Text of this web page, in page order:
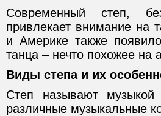
Современный степ,
привлекает внимание на
и Америке также
танца – нечто похожее на
Виды степа и их
Степ называют
различные музыкальные